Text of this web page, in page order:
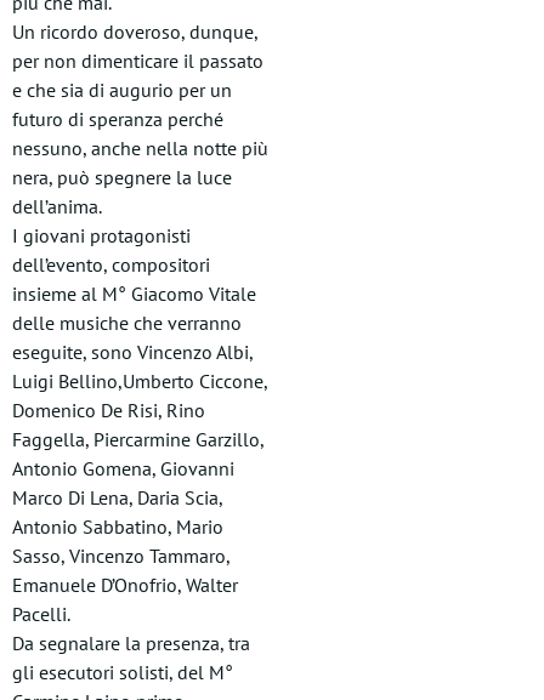
Un ricordo doveroso, dunque,
per non dimenticare il passato
e che sia di augurio per un
futuro di speranza perché
nessuno, anche nella notte più
nera, può spegnere la luce
dell’anima.
I giovani protagonisti
dell’evento, compositori
insieme al M° Giacomo Vitale
delle musiche che verranno
eseguite, sono Vincenzo Albi,
Luigi Bellino,Umberto Ciccone,
Domenico De Risi, Rino
Faggella, Piercarmine Garzillo,
Antonio Gomena, Giovanni
Marco Di Lena, Daria Scia,
Antonio Sabbatino, Mario
Sasso, Vincenzo Tammaro,
Emanuele D’Onofrio, Walter
Pacelli.
Da segnalare la presenza, tra
gli esecutori solisti, del M°